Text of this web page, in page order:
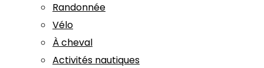
Randonnée
Vélo
À cheval
Activités nautiques